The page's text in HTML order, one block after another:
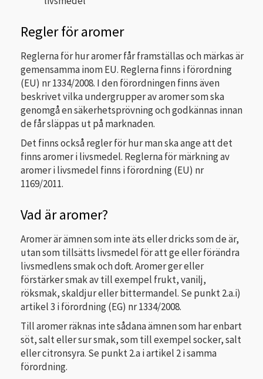
Regler för aromer
Reglerna för hur aromer får framställas och märkas är
gemensamma inom EU. Reglerna finns i förordning
(EU) nr 1334/2008. I den förordningen finns även
beskrivet vilka undergrupper av aromer som ska
genomgå en säkerhetsprövning och godkännas innan
de får släppas ut på marknaden.
Det finns också regler för hur man ska ange att det
finns aromer i livsmedel. Reglerna för märkning av
aromer i livsmedel finns i förordning (EU) nr
1169/2011.
Vad är aromer?
Aromer är ämnen som inte äts eller dricks som de är,
utan som tillsätts livsmedel för att ge eller förändra
livsmedlens smak och doft. Aromer ger eller
förstärker smak av till exempel frukt, vanilj,
röksmak, skaldjur eller bittermandel. Se punkt 2.a.i)
artikel 3 i förordning (EG) nr 1334/2008.
Till aromer räknas inte sådana ämnen som har enbart
söt, salt eller sur smak, som till exempel socker, salt
eller citronsyra. Se punkt 2.a i artikel 2 i samma
förordning.